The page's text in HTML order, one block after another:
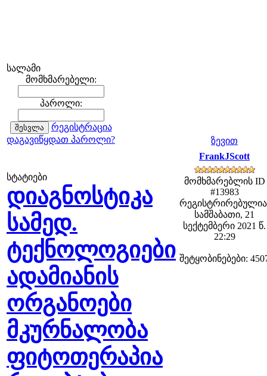
სალამი
მომხმარებელი:
პაროლი:
რეგისტრაცია
დაგავიწყდათ პაროლი?
სტატიები
დიაგნოსტიკა
სამედ.
ტექნოლოგიები
ადამიანის
ორგანოები
მკურნალობა
ფიტოთერაპია
ზევით
FrankJScott
მომხმარებლის ID
#13983
სამშაბათი, 21
სექტემბერი 2021 წ.
22:29
შეტყობინებები: